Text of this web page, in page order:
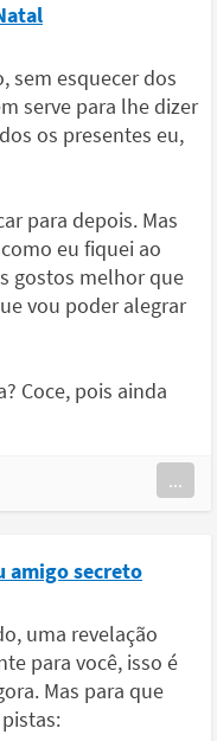
sem esquecer dos
serve para lhe dizer
os presentes eu,
para depois. Mas
eu fiquei ao
gostos melhor que
vou poder alegrar
Coce, pois ainda
...
amigo secreto
uma revelação
para você, isso é
Mas para que